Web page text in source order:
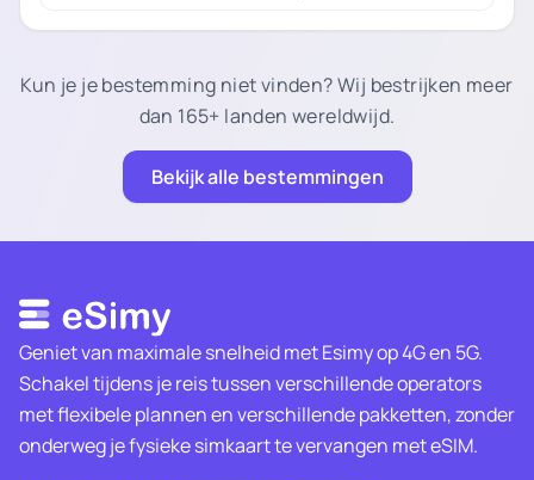
Kun je je bestemming niet vinden? Wij bestrijken meer
dan 165+ landen wereldwijd.
Bekijk alle bestemmingen
Geniet van maximale snelheid met Esimy op 4G en 5G.
Schakel tijdens je reis tussen verschillende operators
met flexibele plannen en verschillende pakketten, zonder
onderweg je fysieke simkaart te vervangen met eSIM.